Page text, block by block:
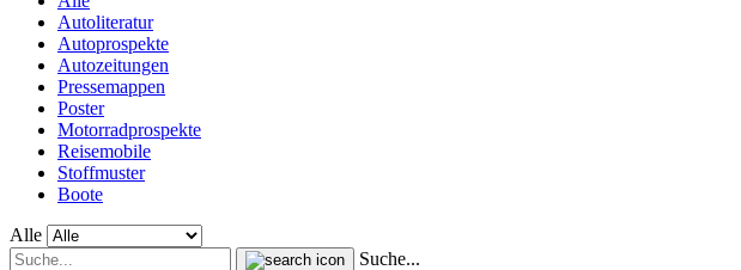
Autoliteratur
Autoprospekte
Autozeitungen
Pressemappen
Poster
Motorradprospekte
Reisemobile
Stoffmuster
Boote
Alle
Suche...